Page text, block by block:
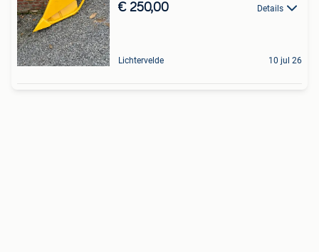
€ 250,00 Details
Lichtervelde 10 jul 26